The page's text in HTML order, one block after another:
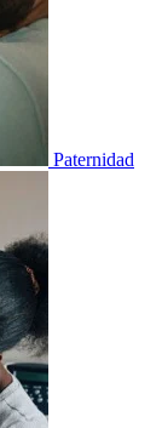
Paternidad